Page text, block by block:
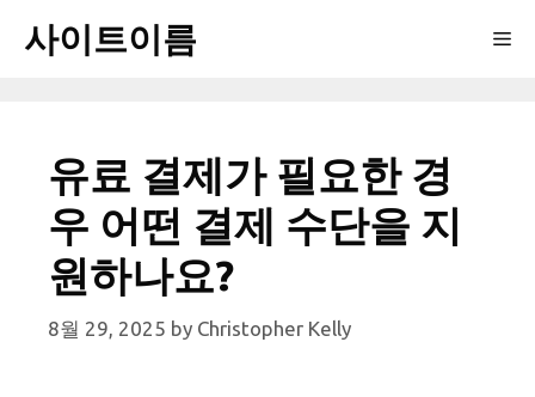
사이트이름
유료 결제가 필요한 경
우 어떤 결제 수단을 지
원하나요?
8월 29, 2025 by Christopher Kelly